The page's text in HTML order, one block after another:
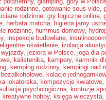
rodzinne, gotowanie sous vide,
rodzinne, gry logiczne online,
, herbata matcha, higiena jamy
rodzinne, hummus domowy,
, inspekcje budowlane,
oświetlenie, izolacja
, jeziora w Polsce, joga dla
, kalistenika, kampery, karmnik
, kemping rodzinny, kempingi nad
, kolacje
lokatorska, kompozycje kwiatowe,
psychologiczna, kontuzje
kreatywne hobby, księga wieczysta,